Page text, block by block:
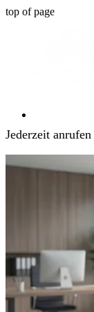
top of page
Jederzeit anrufen